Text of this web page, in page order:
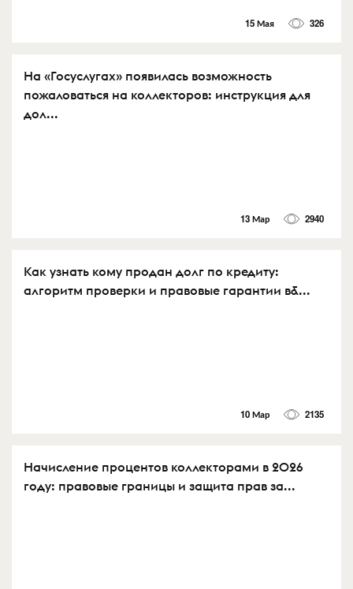
15 Мая 326
На «Госуслугах» появилась возможность
пожаловаться на коллекторов: инструкция для
дол...
13 Мар 2940
Как узнать кому продан долг по кредиту:
алгоритм проверки и правовые гарантии в&...
10 Мар 2135
Начисление процентов коллекторами в 2026
году: правовые границы и защита прав за...